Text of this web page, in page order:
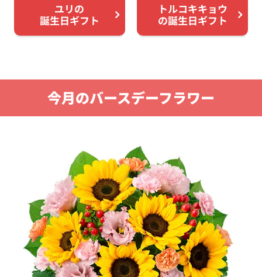
ユリの
誕生日ギフト
トルコキキョウ
の誕生日ギフト
今月のバースデーフラワー